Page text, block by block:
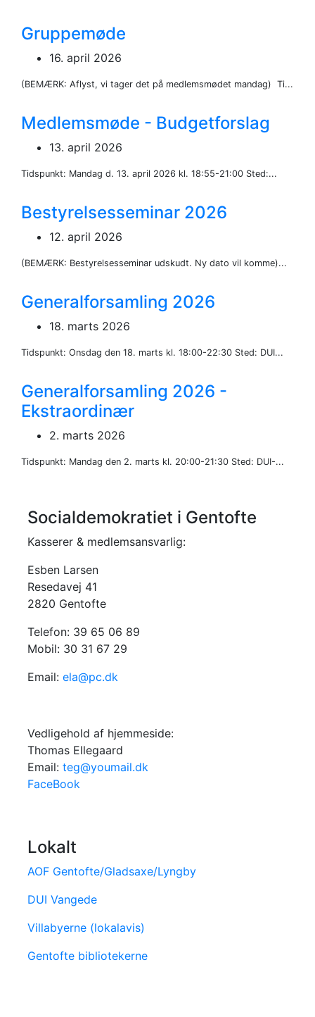
Gruppemøde
16. april 2026
(BEMÆRK: Aflyst, vi tager det på medlemsmødet mandag) Ti...
Medlemsmøde - Budgetforslag
13. april 2026
Tidspunkt: Mandag d. 13. april 2026 kl. 18:55-21:00 Sted:...
Bestyrelsesseminar 2026
12. april 2026
(BEMÆRK: Bestyrelsesseminar udskudt. Ny dato vil komme)...
Generalforsamling 2026
18. marts 2026
Tidspunkt: Onsdag den 18. marts kl. 18:00-22:30 Sted: DUI...
Generalforsamling 2026 -
Ekstraordinær
2. marts 2026
Tidspunkt: Mandag den 2. marts kl. 20:00-21:30 Sted: DUI-...
Socialdemokratiet i Gentofte
Kasserer & medlemsansvarlig:
Esben Larsen
Resedavej 41
2820 Gentofte
Telefon: 39 65 06 89
Mobil: 30 31 67 29
Email: ela@pc.dk
Vedligehold af hjemmeside:
Thomas Ellegaard
Email: teg@youmail.dk
FaceBook
Lokalt
AOF Gentofte/Gladsaxe/Lyngby
DUI Vangede
Villabyerne (lokalavis)
Gentofte bibliotekerne